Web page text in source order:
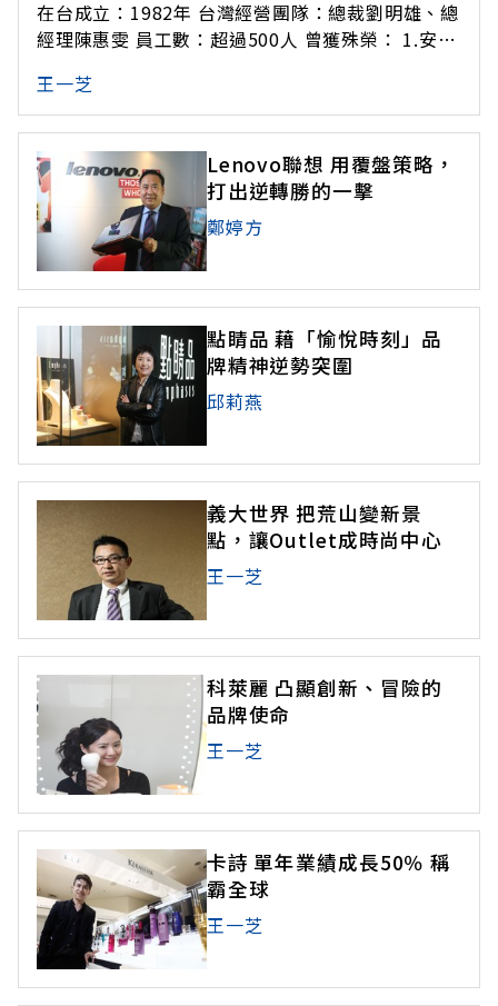
在台成立：1982年 台灣經營團隊：總裁劉明雄、總
經理陳惠雯 員工數：超過500人 曾獲殊榮： 1.安麗
物流第一家 （2006） 2.安麗客服中心及全台七大
體驗中心通過 SGS「Qualicert Services Certific
王一芝
Lenovo聯想 用覆盤策略，
打出逆轉勝的一擊
鄭婷方
點睛品 藉「愉悅時刻」品
牌精神逆勢突圍
邱莉燕
義大世界 把荒山變新景
點，讓Outlet成時尚中心
王一芝
科萊麗 凸顯創新、冒險的
品牌使命
王一芝
卡詩 單年業績成長50％ 稱
霸全球
王一芝